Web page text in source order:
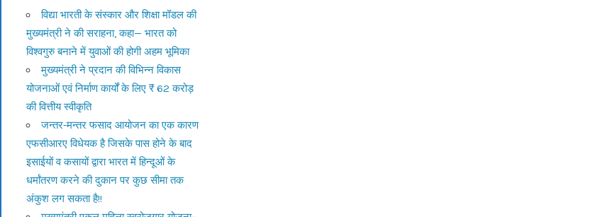
विद्या भारती के संस्कार और शिक्षा मॉडल की
मुख्यमंत्री ने की सराहना, कहा— भारत को
विश्वगुरु बनाने में युवाओं की होगी अहम भूमिका
मुख्यमंत्री ने प्रदान की विभिन्न विकास
योजनाओं एवं निर्माण कार्यों के लिए ₹ 62 करोड़
की वित्तीय स्वीकृति
जन्तर-मन्तर फसाद आयोजन का एक कारण
एफसीआरए विधेयक है जिसके पास होने के बाद
इसाईयों व कसायों द्वारा भारत में हिन्दूओं के
धर्मांतरण करने की दुकान पर कुछ सीमा तक
अंकुश लग सकता है!!